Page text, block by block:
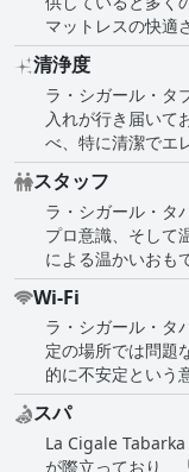
がないと選択肢が限られることを示唆していま
ており、多くの宿
されています。時
を多くの旅行者に
マットレスの快適さと全体的に快適な
て、快適さに影響
もありました。不
がベッドの豪華で柔
くの宿泊客はラ・
と感じる人もいる
清浄度
ラ・シガール・タ
入れが行き届いて
べ、特に清潔でエ
清潔さを維持しています。 客室に加えて、ビーチやバスルームなどのホテルの他のエリアも、そ
よく手入れされて
び、清潔であるだけでなく、非常に良い香り
全体的な肯定的な
生を重視する旅行
スタッフ
ラ・シガール・タ
プロ意識、そして
による温かいおもてなし
賛されており、フ
サイドレストラン
す。 さらに、スタッフが快適で親切でありながら、高い水準のサービスを維持する能力は、訪問者に永続的な印象を与えました。レビューで
は、チームの素晴
折、連絡がつきに
し、滞在中ずっと
Wi-Fi
ラ・シガール・タ
定の場所では問題
的に不安定という
がほとんど届かな
ビスの質が異なる
スパ
La Cigale
が際立っており、